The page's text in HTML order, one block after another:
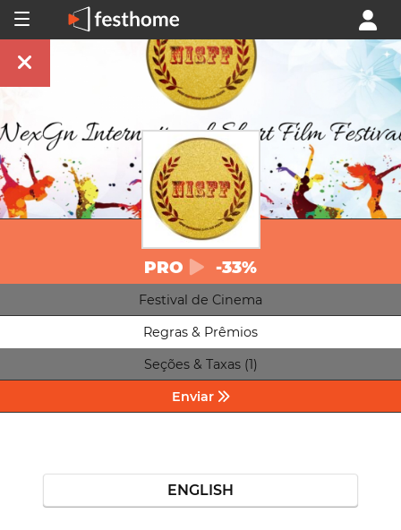
PRO -33%
Festival de Cinema
Regras & Prêmios
Seções & Taxas (1)
Enviar
ENGLISH